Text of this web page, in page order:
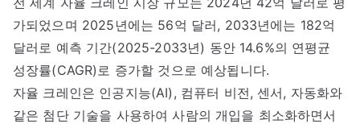
가되었으며 2025년에는 56억 달러, 2033년에는 182억
달러로 예측 기간(2025-2033년) 동안 14.6%의 연평균
성장률(CAGR)로 증가할 것으로 예상됩니다.
자율 크레인은 인공지능(AI), 컴퓨터 비전, 센서, 자동화와
같은 첨단 기술을 사용하여 사람의 개입을 최소화하면서